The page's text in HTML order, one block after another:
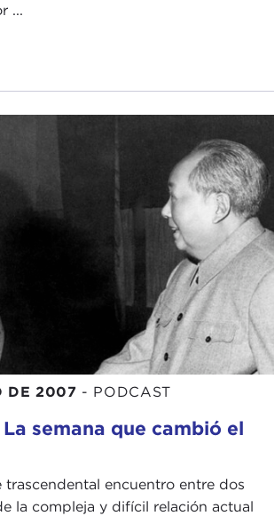
...
DE 2007 - PODCAST
semana que cambió el
trascendental encuentro entre dos
la compleja y difícil relación actual